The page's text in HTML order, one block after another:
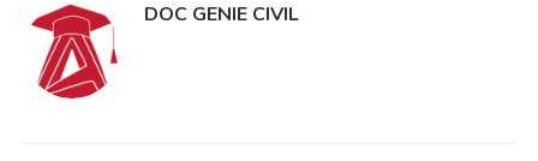
DOC GENIE CIVIL